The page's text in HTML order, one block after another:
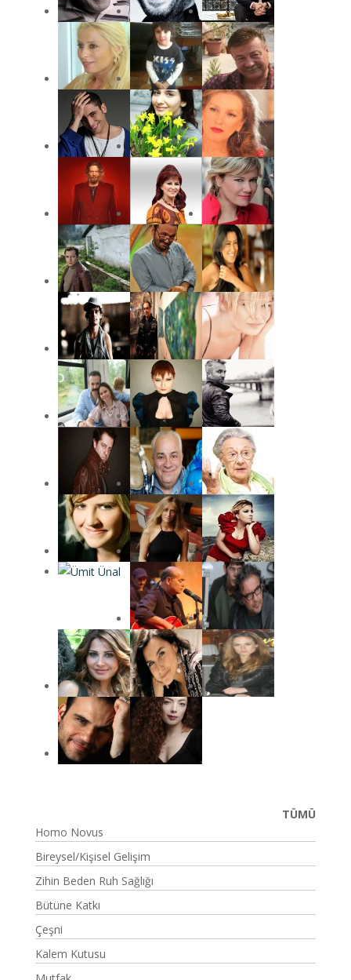
TÜMÜ
Homo Novus
Bireysel/Kişisel Gelişim
Zihin Beden Ruh Sağlığı
Bütüne Katkı
Çeşni
Kalem Kutusu